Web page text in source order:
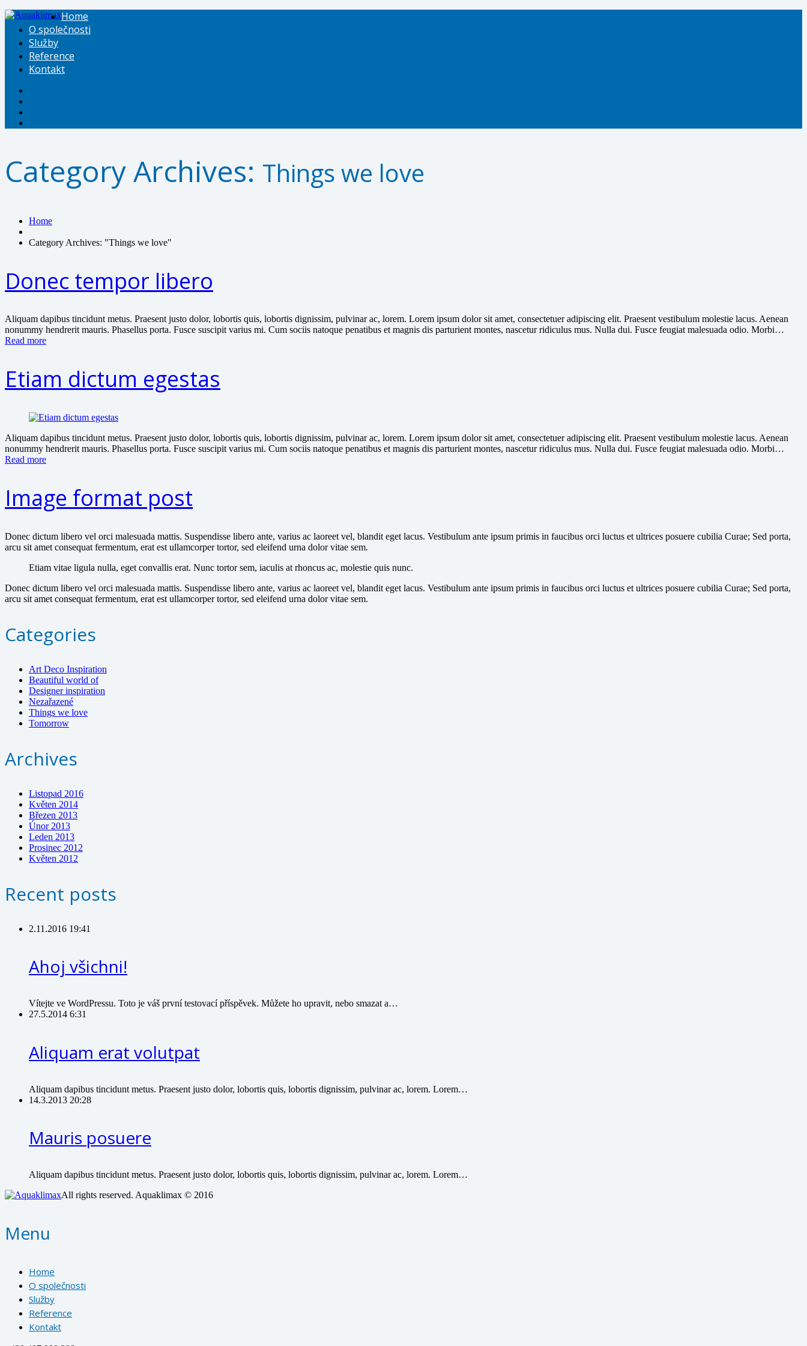
Home
O společnosti
Služby
Reference
Kontakt
Category Archives: Things we love
Home
Category Archives: "Things we love"
Donec tempor libero
Aliquam dapibus tincidunt metus. Praesent justo dolor, lobortis quis, lobortis dignissim, pulvinar ac, lorem. Lorem ipsum dolor sit amet, consectetuer adipiscing elit. Praesent vestibulum molestie lacus. Aenean
nonummy hendrerit mauris. Phasellus porta. Fusce suscipit varius mi. Cum sociis natoque penatibus et magnis dis parturient montes, nascetur ridiculus mus. Nulla dui. Fusce feugiat malesuada odio. Morbi…
Read more
Etiam dictum egestas
Aliquam dapibus tincidunt metus. Praesent justo dolor, lobortis quis, lobortis dignissim, pulvinar ac, lorem. Lorem ipsum dolor sit amet, consectetuer adipiscing elit. Praesent vestibulum molestie lacus. Aenean
nonummy hendrerit mauris. Phasellus porta. Fusce suscipit varius mi. Cum sociis natoque penatibus et magnis dis parturient montes, nascetur ridiculus mus. Nulla dui. Fusce feugiat malesuada odio. Morbi…
Read more
Image format post
Donec dictum libero vel orci malesuada mattis. Suspendisse libero ante, varius ac laoreet vel, blandit eget lacus. Vestibulum ante ipsum primis in faucibus orci luctus et ultrices posuere cubilia Curae; Sed porta,
arcu sit amet consequat fermentum, erat est ullamcorper tortor, sed eleifend urna dolor vitae sem.
Etiam vitae ligula nulla, eget convallis erat. Nunc tortor sem, iaculis at rhoncus ac, molestie quis nunc.
Donec dictum libero vel orci malesuada mattis. Suspendisse libero ante, varius ac laoreet vel, blandit eget lacus. Vestibulum ante ipsum primis in faucibus orci luctus et ultrices posuere cubilia Curae; Sed porta,
arcu sit amet consequat fermentum, erat est ullamcorper tortor, sed eleifend urna dolor vitae sem.
Categories
Art Deco Inspiration
Beautiful world of
Designer inspiration
Nezařazené
Things we love
Tomorrow
Archives
Listopad 2016
Květen 2014
Březen 2013
Únor 2013
Leden 2013
Prosinec 2012
Květen 2012
Recent posts
2.11.2016 19:41
Ahoj všichni!
Vítejte ve WordPressu. Toto je váš první testovací příspěvek. Můžete ho upravit, nebo smazat a…
27.5.2014 6:31
Aliquam erat volutpat
Aliquam dapibus tincidunt metus. Praesent justo dolor, lobortis quis, lobortis dignissim, pulvinar ac, lorem. Lorem…
14.3.2013 20:28
Mauris posuere
Aliquam dapibus tincidunt metus. Praesent justo dolor, lobortis quis, lobortis dignissim, pulvinar ac, lorem. Lorem…
All rights reserved. Aquaklimax © 2016
Menu
Home
O společnosti
Služby
Reference
Kontakt